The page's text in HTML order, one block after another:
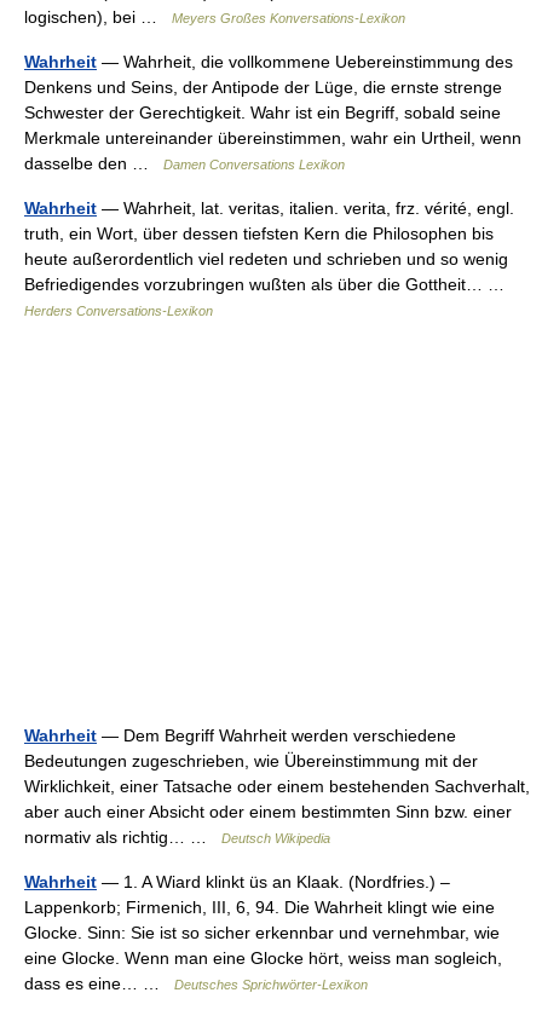
logischen), bei …
Meyers Großes Konversations-Lexikon
Wahrheit — Wahrheit, die vollkommene Uebereinstimmung des
Denkens und Seins, der Antipode der Lüge, die ernste strenge
Schwester der Gerechtigkeit. Wahr ist ein Begriff, sobald seine
Merkmale untereinander übereinstimmen, wahr ein Urtheil, wenn
dasselbe den …
Damen Conversations Lexikon
Wahrheit — Wahrheit, lat. veritas, italien. verita, frz. vérité, engl.
truth, ein Wort, über dessen tiefsten Kern die Philosophen bis
heute außerordentlich viel redeten und schrieben und so wenig
Befriedigendes vorzubringen wußten als über die Gottheit… …
Herders Conversations-Lexikon
Wahrheit — Dem Begriff Wahrheit werden verschiedene
Bedeutungen zugeschrieben, wie Übereinstimmung mit der
Wirklichkeit, einer Tatsache oder einem bestehenden Sachverhalt,
aber auch einer Absicht oder einem bestimmten Sinn bzw. einer
normativ als richtig… …
Deutsch Wikipedia
Wahrheit — 1. A Wiard klinkt üs an Klaak. (Nordfries.) –
Lappenkorb; Firmenich, III, 6, 94. Die Wahrheit klingt wie eine
Glocke. Sinn: Sie ist so sicher erkennbar und vernehmbar, wie
eine Glocke. Wenn man eine Glocke hört, weiss man sogleich,
dass es eine… …
Deutsches Sprichwörter-Lexikon